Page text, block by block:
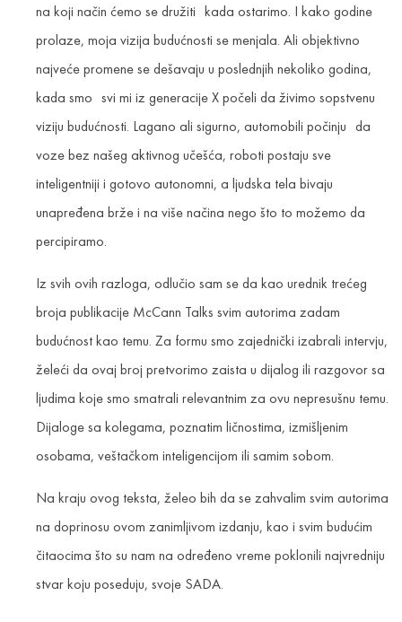
na koji način ćemo se družiti kada ostarimo. I kako godine
prolaze, moja vizija budućnosti se menjala. Ali objektivno
najveće promene se dešavaju u poslednjih nekoliko godina,
kada smo svi mi iz generacije X počeli da živimo sopstvenu
viziju budućnosti. Lagano ali sigurno, automobili počinju da
voze bez našeg aktivnog učešća, roboti postaju sve
inteligentniji i gotovo autonomni, a ljudska tela bivaju
unapređena brže i na više načina nego što to možemo da
percipiramo.
Iz svih ovih razloga, odlučio sam se da kao urednik trećeg
broja publikacije McCann Talks svim autorima zadam
budućnost kao temu. Za formu smo zajednički izabrali intervju,
želeći da ovaj broj pretvorimo zaista u dijalog ili razgovor sa
ljudima koje smo smatrali relevantnim za ovu nepresušnu temu.
Dijaloge sa kolegama, poznatim ličnostima, izmišljenim
osobama, veštačkom inteligencijom ili samim sobom.
Na kraju ovog teksta, želeo bih da se zahvalim svim autorima
na doprinosu ovom zanimljivom izdanju, kao i svim budućim
čitaocima što su nam na određeno vreme poklonili najvredniju
stvar koju poseduju, svoje SADA.